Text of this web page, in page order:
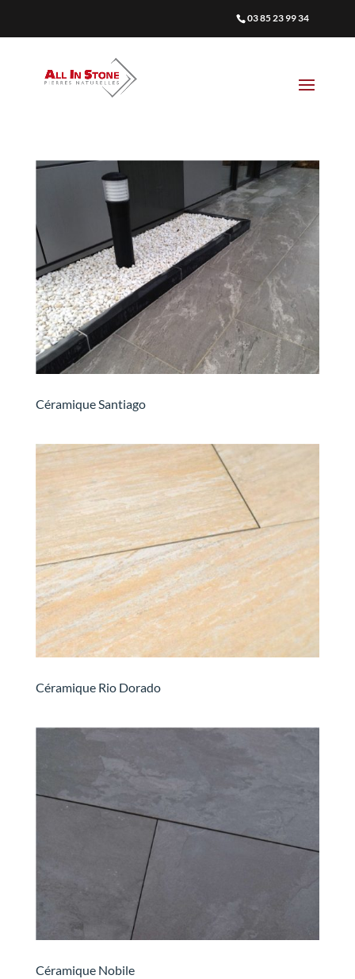
03 85 23 99 34
Céramique Santiago
Céramique Rio Dorado
Céramique Nobile